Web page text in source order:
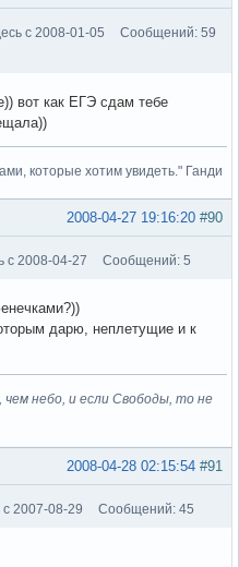
с 2008-01-05
Сообщений: 59
вот как ЕГЭ сдам тебе
которые хотим увидеть." Ганди
#90
2008-04-27 19:16:20
с 2008-04-27 Сообщений: 5
дарю, неплетущие и к
небо, и если Свободы, то не
#91
2008-04-28 02:15:54
с 2007-08-29 Сообщений: 45